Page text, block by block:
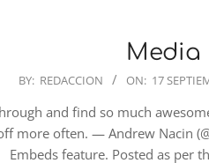
Media
BY: REDACCION ON: 17
and find so much
more often. — Andrew Nacin
Embeds feature. Posted as per